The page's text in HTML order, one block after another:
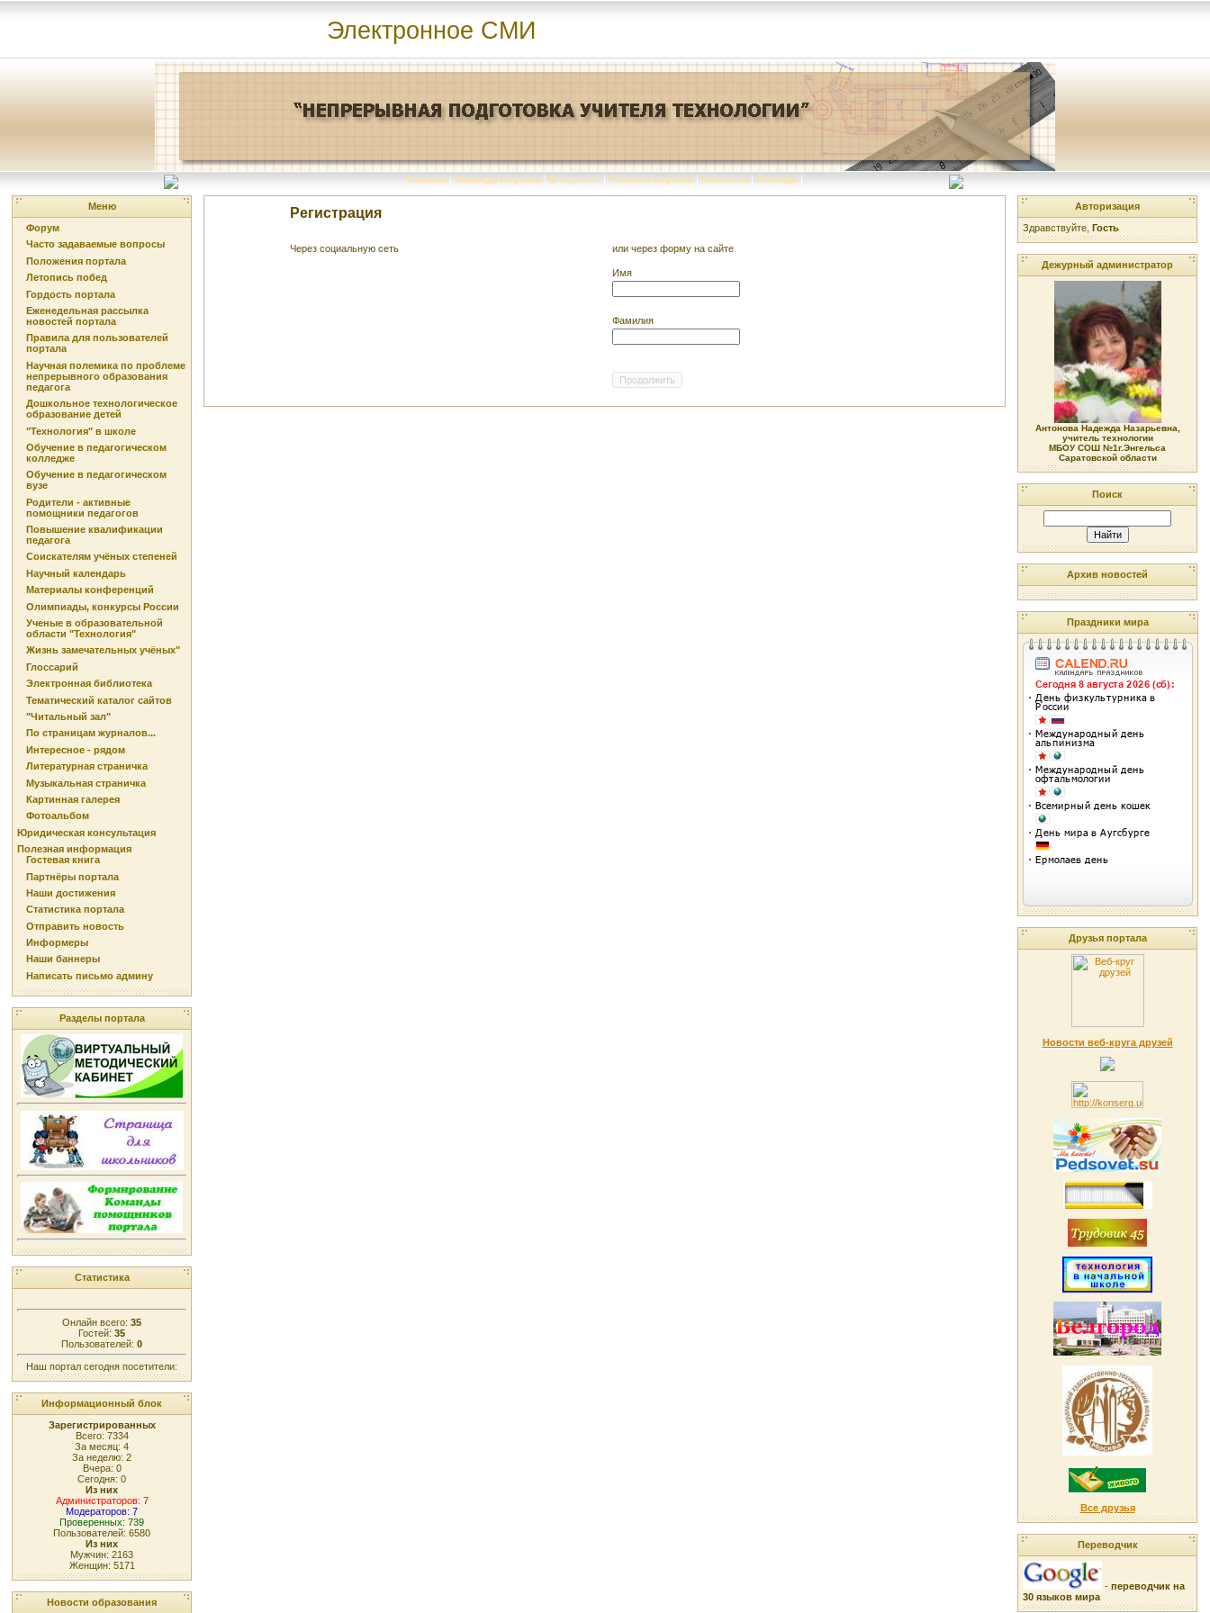
Электронное СМИ
Главная | Команда портала | О портале | Реклама портала | Контакты | Помощь |
Меню
Форум
Часто задаваемые вопросы
Положения портала
Летопись побед
Гордость портала
Еженедельная рассылка
новостей портала
Правила для пользователей
портала
Научная полемика по проблеме
непрерывного образования
педагога
Дошкольное технологическое
образование детей
"Технология" в школе
Обучение в педагогическом
колледже
Обучение в педагогическом
вузе
Родители - активные
помощники педагогов
Повышение квалификации
педагога
Соискателям учёных степеней
Научный календарь
Материалы конференций
Олимпиады, конкурсы России
Ученые в образовательной
области "Технология"
Жизнь замечательных учёных"
Глоссарий
Электронная библиотека
Тематический каталог сайтов
"Читальный зал"
По страницам журналов...
Интересное - рядом
Литературная страничка
Музыкальная страничка
Картинная галерея
Фотоальбом
Юридическая консультация
Полезная информация
Гостевая книга
Партнёры портала
Наши достижения
Статистика портала
Отправить новость
Информеры
Наши баннеры
Написать письмо админу
Разделы портала
Статистика
Онлайн всего: 35
Гостей: 35
Пользователей: 0
Наш портал сегодня посетители:
Информационный блок
Зарегистрированных
Всего: 7334
За месяц: 4
За неделю: 2
Вчера: 0
Сегодня: 0
Из них
Администраторов: 7
Модераторов: 7
Проверенных: 739
Пользователей: 6580
Из них
Мужчин: 2163
Женщин: 5171
Новости образования
Регистрация
Через социальную сеть или через форму на сайте
Имя
Фамилия
Авторизация
Здравствуйте, Гость
Дежурный администратор
Антонова Надежда Назарьевна,
учитель технологии
МБОУ СОШ №1г.Энгельса
Саратовской области
Поиск
Архив новостей
Праздники мира
Друзья портала
Новости веб-круга друзей
Все друзья
Переводчик
- переводчик на
30 языков мира